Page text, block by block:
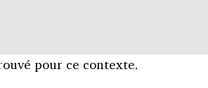
pour ce contexte.